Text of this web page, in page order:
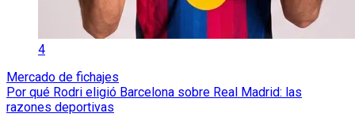
4
Mercado de fichajes
Por qué Rodri eligió Barcelona sobre Real Madrid: las
razones deportivas